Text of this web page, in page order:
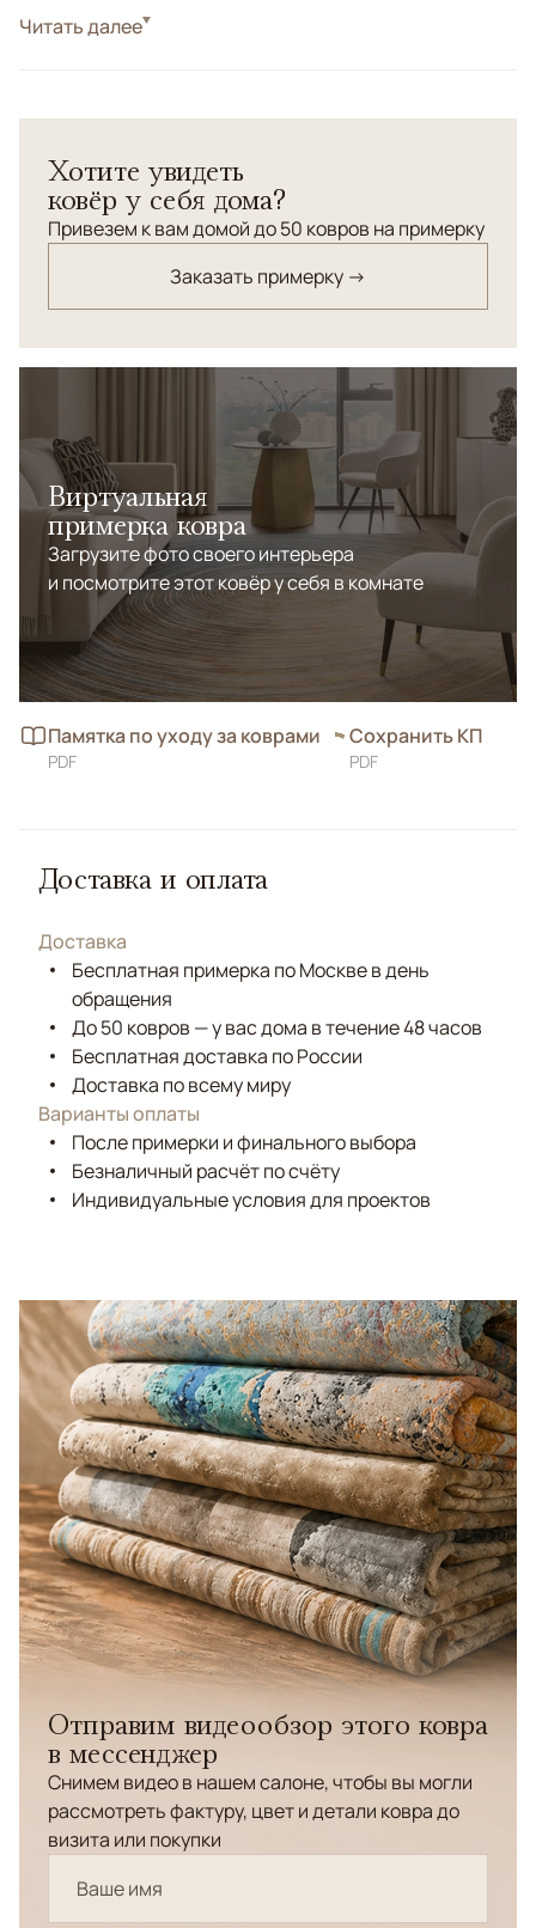
СтильСовременные
дизайном, который напоминает текстуру потертого
дерева или камня с естественными слоями и
оттенками, создавая атмосферу благородного
себя мягкие тона бежевого, серого и коричневого, что
придает ему универсальность и позволяет идеально
вписаться в любой интерьер, от современного
минимализма до классической роскоши.
Читать далее
Хотите увидеть
ковёр у себя дома?
Привезем к вам домой до 50 ковров на примерку
Заказать примерку →
Виртуальная
примерка ковра
Загрузите фото своего интерьера
и посмотрите этот ковёр у себя в комнате
Памятка по уходу за коврами
PDF
Сохранить КП
PDF
Доставка и оплата
Доставка
Бесплатная примерка по Москве в день
обращения
До 50 ковров — у вас дома в течение 48 часов
Бесплатная доставка по России
Доставка по всему миру
Варианты оплаты
После примерки и финального выбора
Безналичный расчёт по счёту
Индивидуальные условия для проектов
Отправим видеообзор этого ковра
в мессенджер
Снимем видео в нашем салоне, чтобы вы могли
рассмотреть фактуру, цвет и детали ковра до
визита или покупки